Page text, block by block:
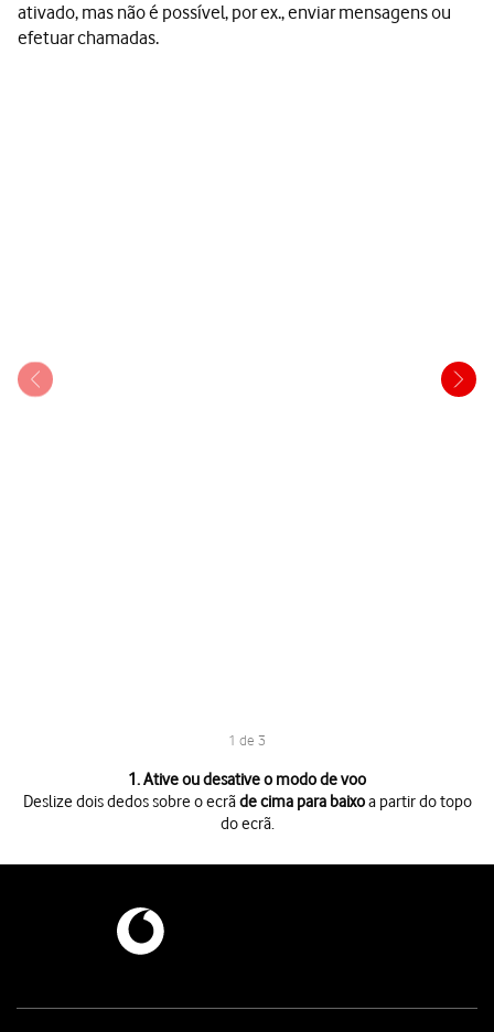
ativado, mas não é possível, por ex., enviar mensagens ou
efetuar chamadas.
1 de 3
1. Ative ou desative o modo de voo
Deslize dois dedos sobre o ecrãde cima para baixoa partir do topo
do ecrã.
Primao ícone de modo de voopara ativar ou desativar a função.